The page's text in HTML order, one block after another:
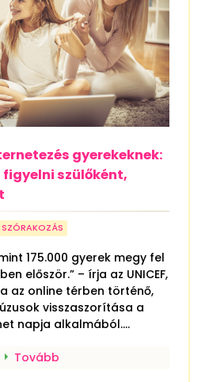
gyerekeknek:
figyelni szülőként,
SZÓRAKOZÁS
175.000 gyerek megy fel
először.” – írja az UNICEF,
az online térben történő,
visszaszorítása a
napja alkalmából....
Tovább